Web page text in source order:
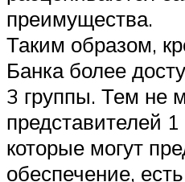
преимущества.
Таким образом,
Банка более
3 группы. Тем не
представителей
которые могут
обеспечение,